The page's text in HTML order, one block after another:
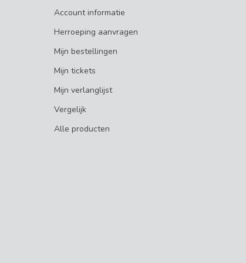
Account informatie
Herroeping aanvragen
Mijn bestellingen
Mijn tickets
Mijn verlanglijst
Vergelijk
Alle producten